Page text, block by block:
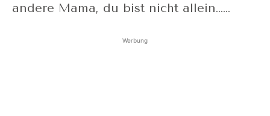
andere Mama, du bist nicht allein……
Werbung